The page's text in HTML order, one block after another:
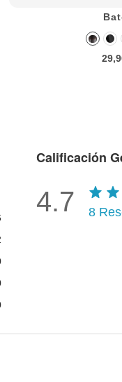
Calificación
4.7 8